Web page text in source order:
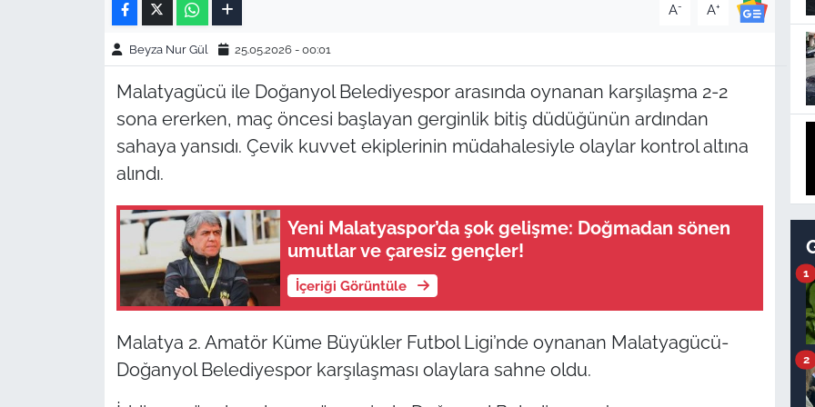
A- A+
Beyza Nur Gül 25.05.2026 - 00:01
Malatyagücü ile Doğanyol Belediyespor arasında oynanan karşılaşma 2-2
sona ererken, maç öncesi başlayan gerginlik bitiş düdüğünün ardından
sahaya yansıdı. Çevik kuvvet ekiplerinin müdahalesiyle olaylar kontrol altına
alındı.
Yeni Malatyaspor’da şok gelişme: Doğmadan sönen
umutlar ve çaresiz gençler!
İçeriği Görüntüle
Malatya 2. Amatör Küme Büyükler Futbol Ligi’nde oynanan Malatyagücü-
Doğanyol Belediyespor karşılaşması olaylara sahne oldu.
1
2